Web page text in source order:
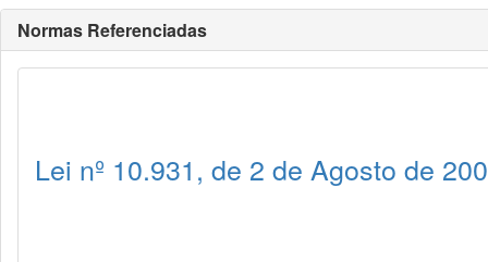
Normas Referenciadas
Lei nº 10.931, de 2 de Agosto de